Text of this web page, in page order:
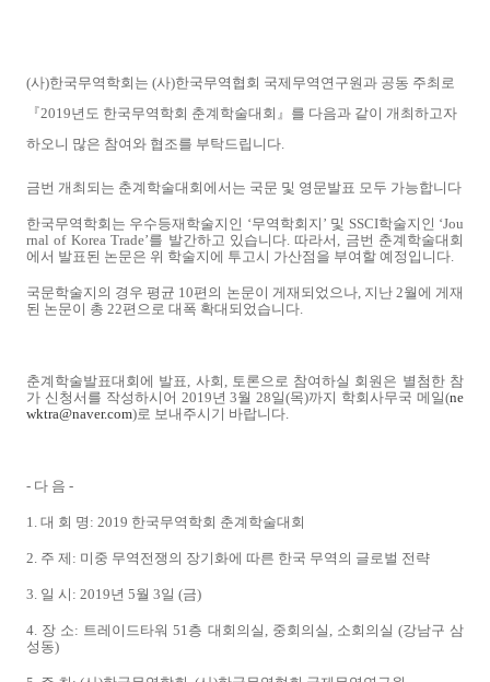
(사)한국무역학회는 (사)한국무역협회 국제무역연구원과 공동 주최로
『2019년도 한국무역학회 춘계학술대회』를 다음과 같이 개최하고자
하오니 많은 참여와 협조를 부탁드립니다.
금번 개최되는 춘계학술대회에서는 국문 및 영문발표 모두 가능합니다
한국무역학회는 우수등재학술지인 ‘무역학회지’ 및 SSCI학술지인 ‘Jou
rnal of Korea Trade’를 발간하고 있습니다. 따라서, 금번 춘계학술대회
에서 발표된 논문은 위 학술지에 투고시 가산점을 부여할 예정입니다.
국문학술지의 경우 평균 10편의 논문이 게재되었으나, 지난 2월에 게재
된 논문이 총 22편으로 대폭 확대되었습니다.
춘계학술발표대회에 발표, 사회, 토론으로 참여하실 회원은 별첨한 참
가 신청서를 작성하시어 2019년 3월 28일(목)까지 학회사무국 메일(ne
wktra@naver.com)로 보내주시기 바랍니다.
- 다 음 -
1. 대 회 명: 2019 한국무역학회 춘계학술대회
2. 주 제: 미중 무역전쟁의 장기화에 따른 한국 무역의 글로벌 전략
3. 일 시: 2019년 5월 3일 (금)
4. 장 소: 트레이드타워 51층 대회의실, 중회의실, 소회의실 (강남구 삼
성동)